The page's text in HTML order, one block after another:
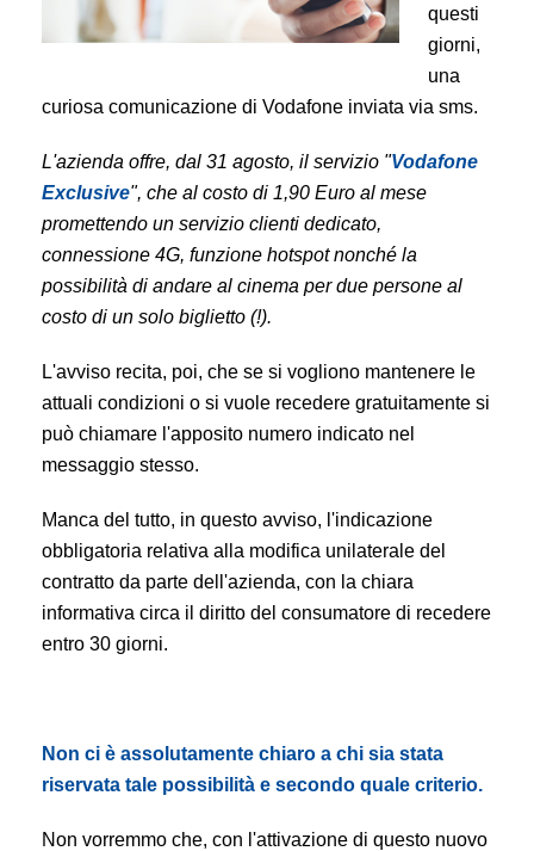
questi
giorni,
una
curiosa comunicazione di Vodafone inviata via sms.
L'azienda offre, dal 31 agosto, il servizio "Vodafone
Exclusive", che al costo di 1,90 Euro al mese
promettendo un servizio clienti dedicato,
connessione 4G, funzione hotspot nonché la
possibilità di andare al cinema per due persone al
costo di un solo biglietto (!).
L'avviso recita, poi, che se si vogliono mantenere le
attuali condizioni o si vuole recedere gratuitamente si
può chiamare l'apposito numero indicato nel
messaggio stesso.
Manca del tutto, in questo avviso, l'indicazione
obbligatoria relativa alla modifica unilaterale del
contratto da parte dell'azienda, con la chiara
informativa circa il diritto del consumatore di recedere
entro 30 giorni.
Non ci è assolutamente chiaro a chi sia stata
riservata tale possibilità e secondo quale criterio.
Non vorremmo che, con l'attivazione di questo nuovo